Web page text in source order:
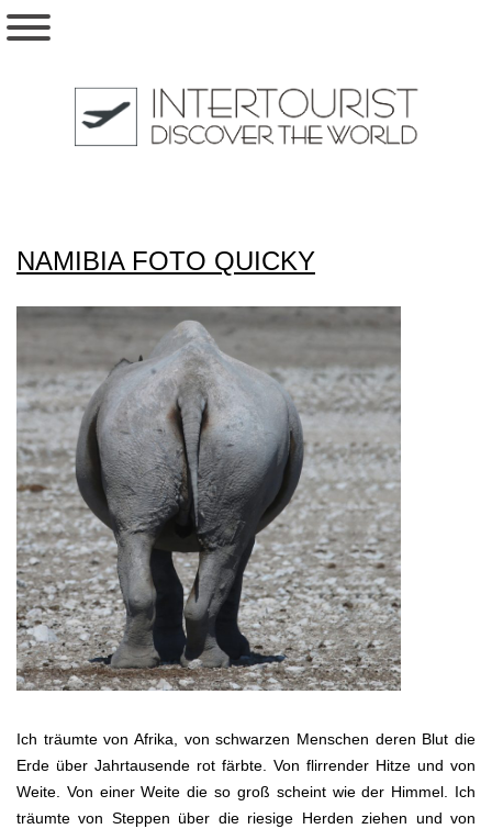
NAMIBIA FOTO QUICKY
Ich träumte von Afrika, von schwarzen Menschen deren Blut die
Erde über Jahrtausende rot färbte. Von flirrender Hitze und von
Weite. Von einer Weite die so groß scheint wie der Himmel. Ich
träumte von Steppen über die riesige Herden ziehen und von